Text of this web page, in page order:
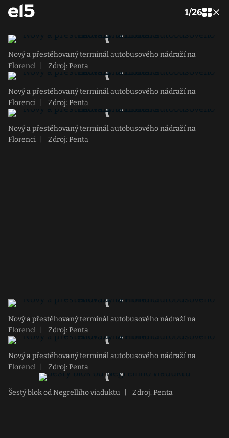
1/26
Nový a přestěhovaný terminál autobusového nádraží na
Florenci
Zdroj: Penta
Nový a přestěhovaný terminál autobusového nádraží na
Florenci
Zdroj: Penta
Nový a přestěhovaný terminál autobusového nádraží na
Florenci
Zdroj: Penta
Nový a přestěhovaný terminál autobusového nádraží na
Florenci
Zdroj: Penta
Nový a přestěhovaný terminál autobusového nádraží na
Florenci
Zdroj: Penta
Šestý blok od Negrelliho viaduktu Zdroj: Penta